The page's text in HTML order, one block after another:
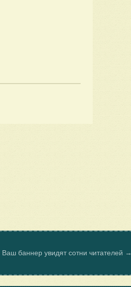
Ваш баннер увидят сотни читателей →